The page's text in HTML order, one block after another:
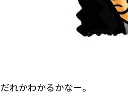
だれかわかるかなー。